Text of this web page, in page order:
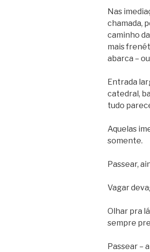
Nas
chamada,
caminho
mais
abarca –
Entrada
catedral,
tudo
Aquelas
somente.
Passear,
Vagar
Olhar pra
sempre
Passear –